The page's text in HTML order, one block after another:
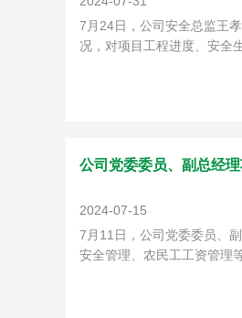
7月24日，公司安全总监王
况，对项目工程进度、安全
公司党委委员、副总经
2024-07-15
7月11日，公司党委委员、
安全管理、农民工工资管理